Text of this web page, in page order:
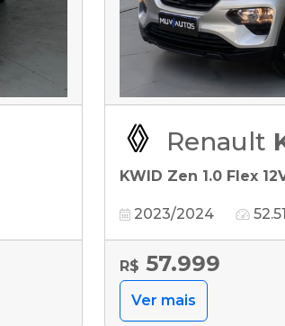
Renault
KWID Zen 1.0 Flex
2023/2024
R$ 57.999
Ver mais